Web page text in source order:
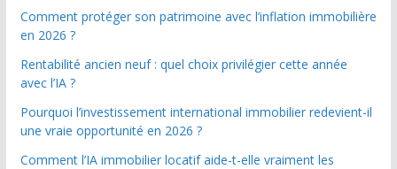
Comment protéger son patrimoine avec l’inflation immobilière
en 2026 ?
Rentabilité ancien neuf : quel choix privilégier cette année
avec l’IA ?
Pourquoi l’investissement international immobilier redevient-il
une vraie opportunité en 2026 ?
Comment l’IA immobilier locatif aide-t-elle vraiment les